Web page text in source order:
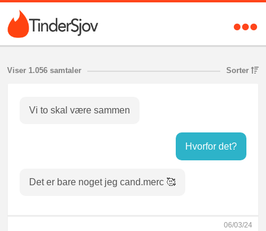
Viser 1.056 samtaler Sorter
Vi to skal være sammen
Hvorfor det?
Det er bare noget jeg cand.merc 🥰
06/03/24